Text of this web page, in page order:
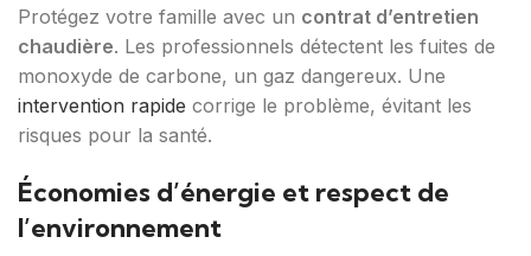
Protégez votre famille avec un contrat d’entretien
chaudière. Les professionnels détectent les fuites de
monoxyde de carbone, un gaz dangereux. Une
intervention rapide corrige le problème, évitant les
risques pour la santé.
Économies d’énergie et respect de
l’environnement